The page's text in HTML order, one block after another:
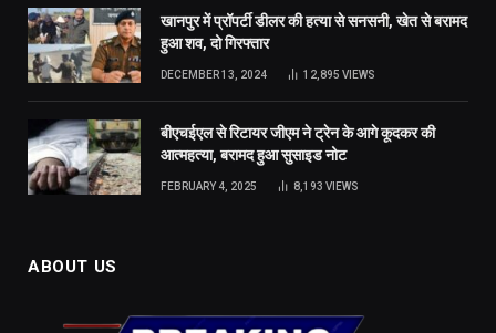
खानपुर में प्रॉपर्टी डीलर की हत्या से सनसनी, खेत से बरामद
हुआ शव, दो गिरफ्तार
DECEMBER 13, 2024 12,895 VIEWS
बीएचईएल से रिटायर जीएम ने ट्रेन के आगे कूदकर की
आत्महत्या, बरामद हुआ सुसाइड नोट
FEBRUARY 4, 2025 8,193 VIEWS
ABOUT US